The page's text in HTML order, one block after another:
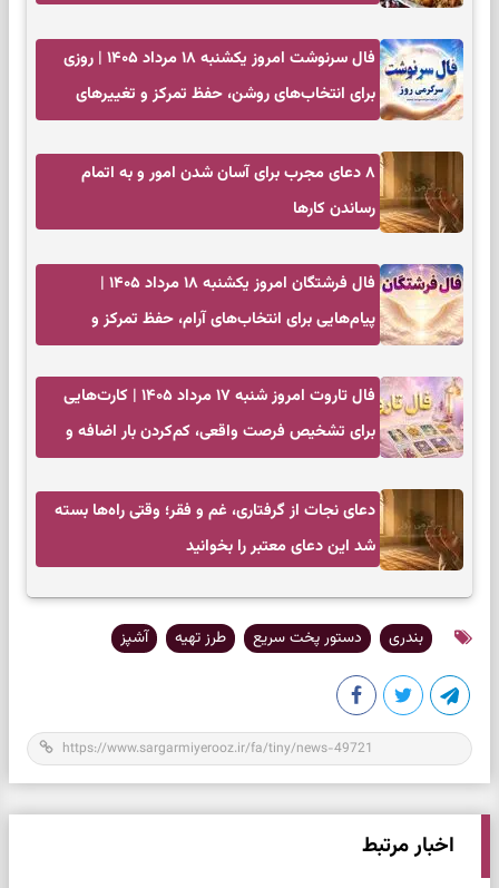
فال سرنوشت امروز یکشنبه ۱۸ مرداد ۱۴۰۵ | روزی
برای انتخاب‌های روشن، حفظ تمرکز و تغییرهای
۸ دعای مجرب برای آسان شدن امور و به اتمام
رساندن کار‌ها
فال فرشتگان امروز یکشنبه ۱۸ مرداد ۱۴۰۵ |
پیام‌هایی برای انتخاب‌های آرام، حفظ تمرکز و
فال تاروت امروز شنبه ۱۷ مرداد ۱۴۰۵ | کارت‌هایی
برای تشخیص فرصت واقعی، کم‌کردن بار اضافه و
دعای نجات از گرفتاری، غم و فقر؛ وقتی راه‌ها بسته
شد این دعای معتبر را بخوانید
بندری دستور پخت سریع طرز تهیه آشپز
اخبار مرتبط